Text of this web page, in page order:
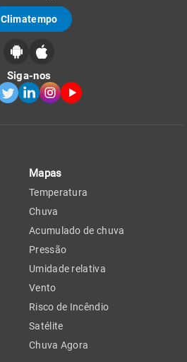
Climatempo
Siga-nos
Mapas
Temperatura
Chuva
Acumulado de chuva
Pressão
Umidade relativa
Vento
Risco de Incêndio
Satélite
Chuva Agora